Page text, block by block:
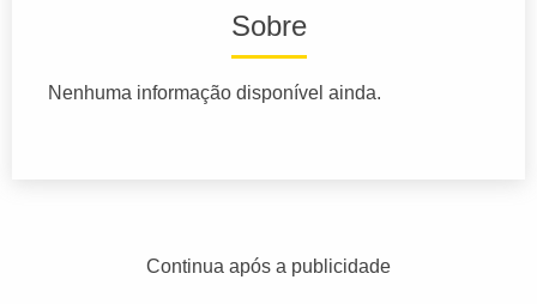
Sobre
Nenhuma informação disponível ainda.
Continua após a publicidade